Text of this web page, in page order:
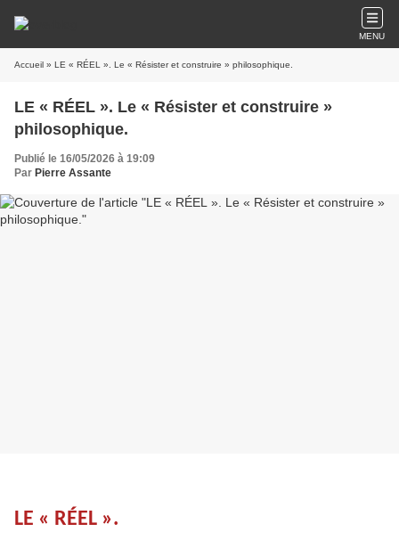
MENU
Accueil » LE « RÉEL ». Le « Résister et construire » philosophique.
LE « RÉEL ». Le « Résister et construire »
philosophique.
Publié le 16/05/2026 à 19:09
Par Pierre Assante
LE « RÉEL ».